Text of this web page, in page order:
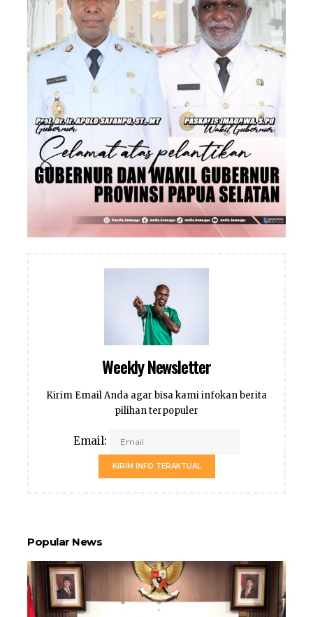
Weekly Newsletter
Kirim Email Anda agar bisa kami infokan berita
pilihan terpopuler
Email:
KIRIM INFO TERAKTUAL
Popular News